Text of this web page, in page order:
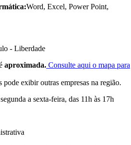
Word, Excel, Power Point,
- Liberdade
aproximada. Consulte aqui o mapa para
pode exibir outras empresas na região.
a sexta-feira, das 11h às 17h